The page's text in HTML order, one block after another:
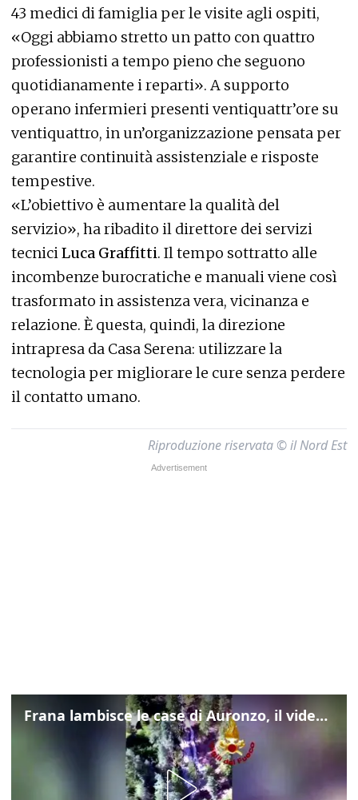
43 medici di famiglia per le visite agli ospiti,
«Oggi abbiamo stretto un patto con quattro
professionisti a tempo pieno che seguono
quotidianamente i reparti». A supporto
operano infermieri presenti ventiquattr’ore su
ventiquattro, in un’organizzazione pensata per
garantire continuità assistenziale e risposte
tempestive.
«L’obiettivo è aumentare la qualità del
servizio», ha ribadito il direttore dei servizi
tecniciLuca Graffitti. Il tempo sottratto alle
incombenze burocratiche e manuali viene così
trasformato in assistenza vera, vicinanza e
relazione. È questa, quindi, la direzione
intrapresa da Casa Serena: utilizzare la
tecnologia per migliorare le cure senza perdere
il contatto umano.
Riproduzione riservata © il Nord Est
Frana lambisce le case di Auronzo, il video dall'elicottero dei vigili del fuoco